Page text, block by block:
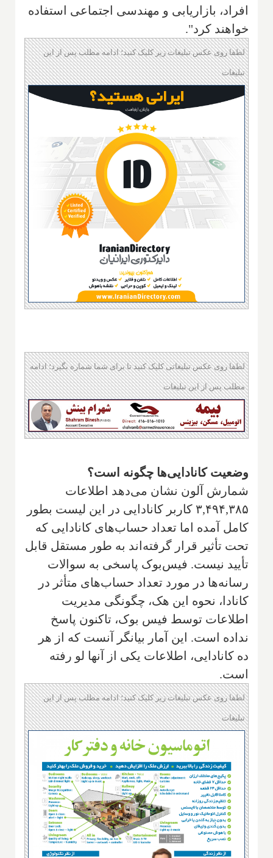
افراد، بازاریابی و مهندسی اجتماعی استفاده
خواهند كرد".
لطفا روی عکس تبلیغات زیر کلیک کنید؛ ادامه مطلب پس از این
تبلیغات
لطفا روی عکس تبلیغاتی کلیک کنید تا برای شما شماره بگیرد؛ ادامه
مطلب پس از این تبلیغات
وضعیت کانادایی‌ها چگونه است؟
شمارش آلون نشان می‌دهد اطلاعات
۳,۴۹۴,۳۸۵ کاربر کانادایی در این لیست بطور
کامل آمده اما تعداد حساب‌های کانادایی که
تحت تأثیر قرار گرفته‌اند به طور مستقل قابل
تأیید نیست. فیس‌بوک پاسخی به سوالات
رسانه‌ها در مورد تعداد حساب‌های متأثر در
کانادا، نحوه این هک، چگونگی مدیریت
اطلاعات توسط فیس بوک، تاکنون پاسخ
نداده است. این آمار بیانگر آنست که از هر
ده کانادایی، اطلاعات یکی از آنها لو رفته
است.
لطفا روی عکس تبلیغات زیر کلیک کنید؛ ادامه مطلب پس از این
تبلیغات